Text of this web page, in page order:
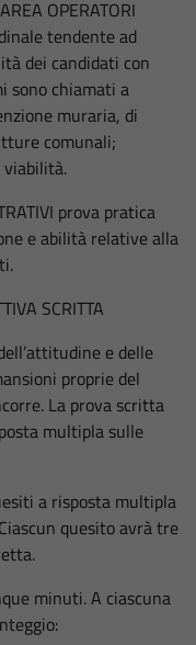
OPERATORI
tendente ad
dei candidati con
sono chiamati a
muraria, di
comunali;
prova pratica
e abilità relative alla
SCRITTA
e delle
proprie del
La prova scritta
multipla sulle
a risposta multipla
quesito avrà tre
minuti. A ciascuna